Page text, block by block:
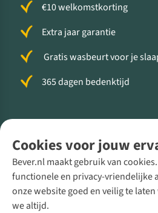
Cookies voor jouw
Bever.nl maakt gebruik van
functionele en privacy-vriendelijke
onze website goed en veilig te
we altijd.
€10 welkomstkorting
Extra jaar garantie
Gratis wasbeurt voor je
365 dagen bedenktijd
Direct advies van een